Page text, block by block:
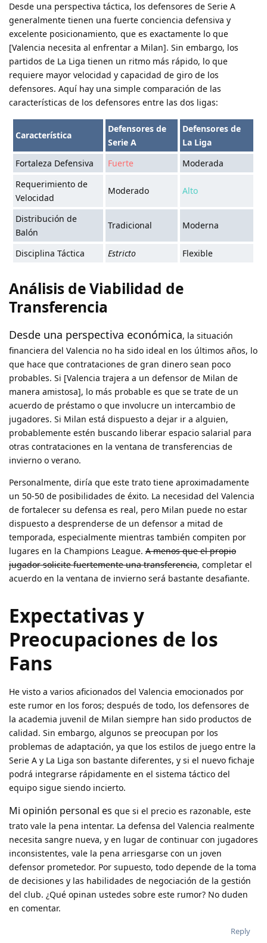
Desde una perspectiva táctica, los defensores de Serie A
generalmente tienen una fuerte conciencia defensiva y
excelente posicionamiento, que es exactamente lo que
[Valencia necesita al enfrentar a Milan]. Sin embargo, los
partidos de La Liga tienen un ritmo más rápido, lo que
requiere mayor velocidad y capacidad de giro de los
defensores. Aquí hay una simple comparación de las
características de los defensores entre las dos ligas:
Característica
Defensores de
Serie A
Defensores de
La Liga
Fortaleza Defensiva
Fuerte
Moderada
Requerimiento de
Velocidad
Moderado Alto
Distribución de
Balón
Tradicional Moderna
Disciplina Táctica Estricto Flexible
Análisis de Viabilidad de
Transferencia
Desde una perspectiva económica, la situación
financiera del Valencia no ha sido ideal en los últimos años, lo
que hace que contrataciones de gran dinero sean poco
probables. Si [Valencia trajera a un defensor de Milan de
manera amistosa], lo más probable es que se trate de un
acuerdo de préstamo o que involucre un intercambio de
jugadores. Si Milan está dispuesto a dejar ir a alguien,
probablemente estén buscando liberar espacio salarial para
otras contrataciones en la ventana de transferencias de
invierno o verano.
Personalmente, diría que este trato tiene aproximadamente
un 50-50 de posibilidades de éxito. La necesidad del Valencia
de fortalecer su defensa es real, pero Milan puede no estar
dispuesto a desprenderse de un defensor a mitad de
temporada, especialmente mientras también compiten por
lugares en la Champions League. A menos que el propio
jugador solicite fuertemente una transferencia, completar el
acuerdo en la ventana de invierno será bastante desafiante.
Expectativas y
Preocupaciones de los
Fans
He visto a varios aficionados del Valencia emocionados por
este rumor en los foros; después de todo, los defensores de
la academia juvenil de Milan siempre han sido productos de
calidad. Sin embargo, algunos se preocupan por los
problemas de adaptación, ya que los estilos de juego entre la
Serie A y La Liga son bastante diferentes, y si el nuevo fichaje
podrá integrarse rápidamente en el sistema táctico del
equipo sigue siendo incierto.
Mi opinión personal es que si el precio es razonable, este
trato vale la pena intentar. La defensa del Valencia realmente
necesita sangre nueva, y en lugar de continuar con jugadores
inconsistentes, vale la pena arriesgarse con un joven
defensor prometedor. Por supuesto, todo depende de la toma
de decisiones y las habilidades de negociación de la gestión
del club. ¿Qué opinan ustedes sobre este rumor? No duden
en comentar.
Reply